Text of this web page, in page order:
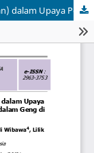
Sinergi Tiga Pilar (Sekolah, Keluarga, Kepolisian) dalam Upaya Pencegahan Kenakalan Remaja yang Tergabung dalam Geng di UPT SMP Negeri 2 Pasuruan